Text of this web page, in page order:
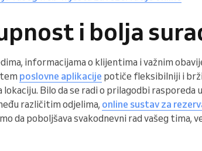
i bolja
informacijama o klijentima i važnim
poslovne aplikacije potiče fleksibilniji i
Bilo da se radi o prilagodbi rasporeda
različitim odjelima, online sustav za
da poboljšava svakodnevni rad vašeg tima,